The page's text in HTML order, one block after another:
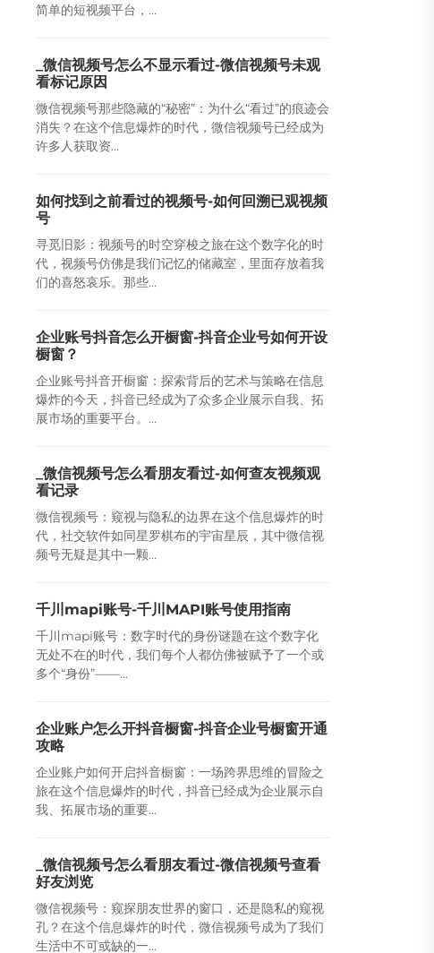
简单的短视频平台，...
_微信视频号怎么不显示看过-微信视频号未观
看标记原因
微信视频号那些隐藏的“秘密”：为什么“看过”的痕迹会
消失？在这个信息爆炸的时代，微信视频号已经成为
许多人获取资...
如何找到之前看过的视频号-如何回溯已观视频
号
寻觅旧影：视频号的时空穿梭之旅在这个数字化的时
代，视频号仿佛是我们记忆的储藏室，里面存放着我
们的喜怒哀乐。那些...
企业账号抖音怎么开橱窗-抖音企业号如何开设
橱窗？
企业账号抖音开橱窗：探索背后的艺术与策略在信息
爆炸的今天，抖音已经成为了众多企业展示自我、拓
展市场的重要平台。...
_微信视频号怎么看朋友看过-如何查友视频观
看记录
微信视频号：窥视与隐私的边界在这个信息爆炸的时
代，社交软件如同星罗棋布的宇宙星辰，其中微信视
频号无疑是其中一颗...
千川mapi账号-千川MAPI账号使用指南
千川mapi账号：数字时代的身份谜题在这个数字化
无处不在的时代，我们每个人都仿佛被赋予了一个或
多个“身份”——...
企业账户怎么开抖音橱窗-抖音企业号橱窗开通
攻略
企业账户如何开启抖音橱窗：一场跨界思维的冒险之
旅在这个信息爆炸的时代，抖音已经成为企业展示自
我、拓展市场的重要...
_微信视频号怎么看朋友看过-微信视频号查看
好友浏览
微信视频号：窥探朋友世界的窗口，还是隐私的窥视
孔？在这个信息爆炸的时代，微信视频号成为了我们
生活中不可或缺的一...